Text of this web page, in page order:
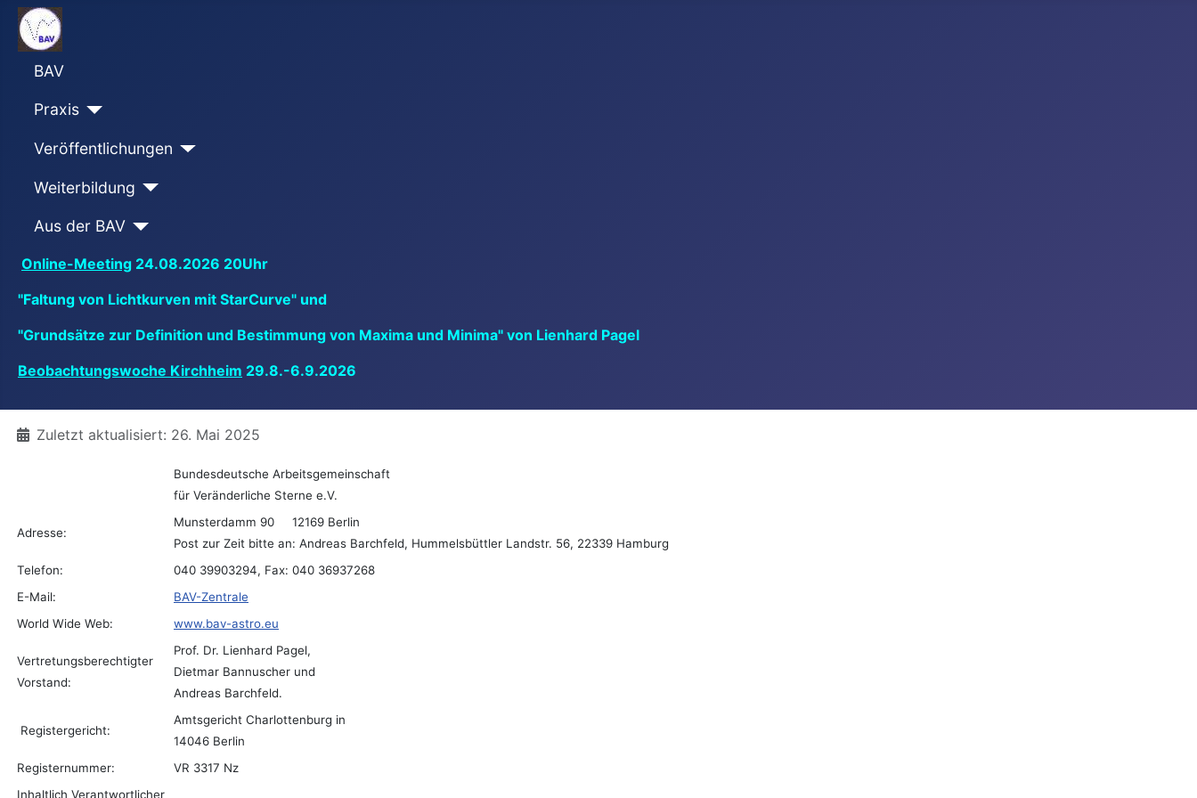
BAV
Praxis
Veröffentlichungen
Weiterbildung
Aus der BAV
Online-Meeting 24.08.2026 20Uhr
"Faltung von Lichtkurven mit StarCurve" und
"Grundsätze zur Definition und Bestimmung von Maxima und Minima" von Lienhard Pagel
Beobachtungswoche Kirchheim 29.8.-6.9.2026
DetailsZuletzt aktualisiert: 26. Mai 2025
Bundesdeutsche Arbeitsgemeinschaft
für Veränderliche Sterne e.V.
Adresse:
Munsterdamm 90 12169 Berlin
Post zur Zeit bitte an: Andreas Barchfeld, Hummelsbüttler Landstr. 56, 22339 Hamburg
Telefon:
040 39903294, Fax: 040 36937268
E-Mail:
BAV-Zentrale
World Wide Web:
www.bav-astro.eu
Vertretungsberechtigter
Vorstand:
Prof. Dr. Lienhard Pagel,
Dietmar Bannuscher und
Andreas Barchfeld.
Registergericht:
Amtsgericht Charlottenburg in
14046 Berlin
Registernummer:
VR 3317 Nz
Inhaltlich Verantwortlicher